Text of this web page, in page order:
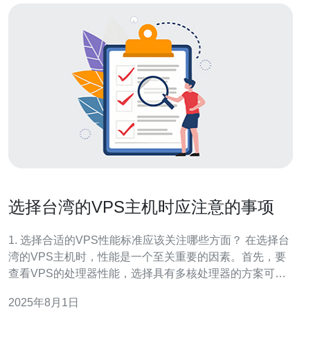
选择台湾的VPS主机时应注意的事项
1. 选择合适的VPS性能标准应该关注哪些方面？ 在选择台
湾的VPS主机时，性能是一个至关重要的因素。首先，要
查看VPS的处理器性能，选择具有多核处理器的方案可以
保选择的方案能够满足你的网站或应用的需求。此外，网
2025年8月1日